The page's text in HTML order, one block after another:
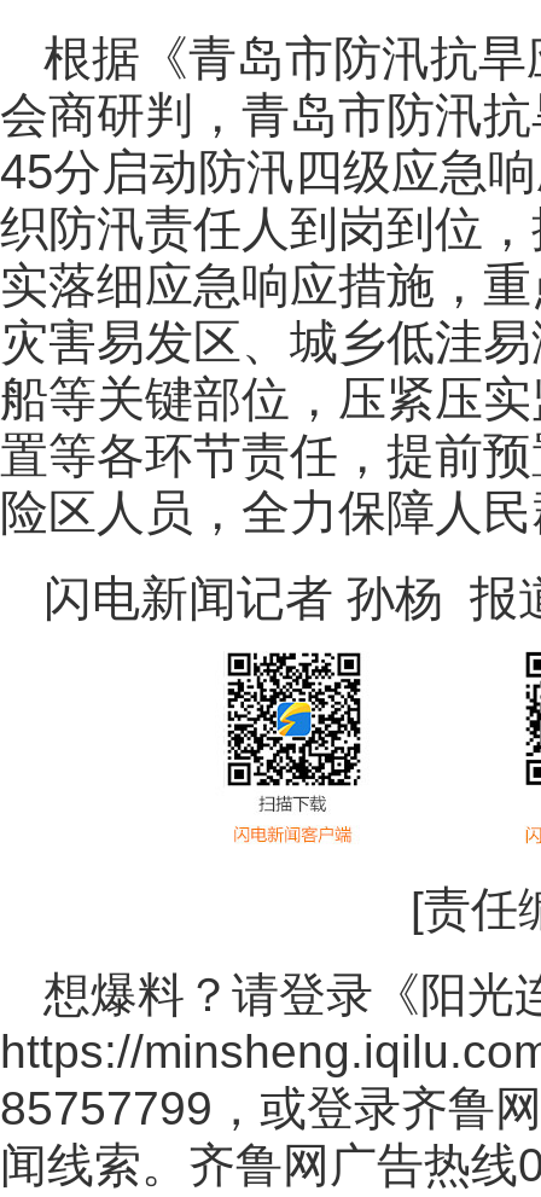
根据《青岛市防汛抗
会商研判，青岛市防汛
45分启动防汛四级应急
织防汛责任人到岗到位
实落细应急响应措施，
灾害易发区、城乡低洼
船等关键部位，压紧压
置等各环节责任，提前
险区人员，全力保障人
闪电新闻记者 孙杨 报
[责任
想爆料？请登录《阳光
https://
85757799，或登录齐鲁
闻线索。齐鲁网广告热线